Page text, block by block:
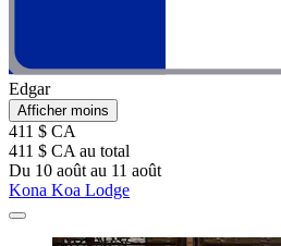
Edgar
Afficher moins
411 $ CA
411 $ CA au total
Du 10 août au 11 août
Kona Koa Lodge